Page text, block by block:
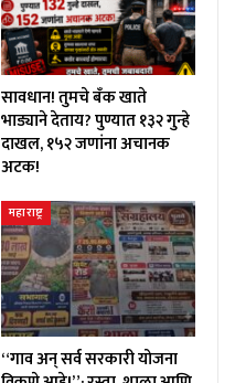
सावधान! तुमचे बँक खाते
भाड्याने देताय? पुण्यात १३२ गुन्हे
दाखल, १५२ जणांना अचानक
अटक!
महाराष्ट्र
“गाव अन् सर्व सरकारी योजना